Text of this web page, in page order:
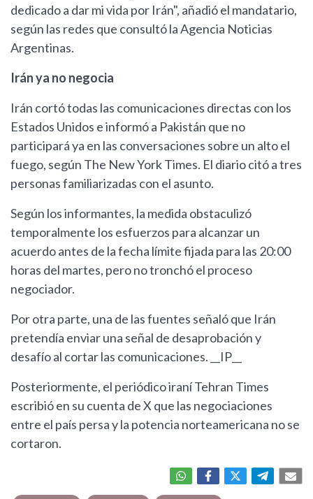
dedicado a dar mi vida por Irán", añadió el mandatario,
según las redes que consultó la Agencia Noticias
Argentinas.
Irán ya no negocia
Irán cortó todas las comunicaciones directas con los
Estados Unidos e informó a Pakistán que no
participará ya en las conversaciones sobre un alto el
fuego, según The New York Times. El diario citó a tres
personas familiarizadas con el asunto.
Según los informantes, la medida obstaculizó
temporalmente los esfuerzos para alcanzar un
acuerdo antes de la fecha límite fijada para las 20:00
horas del martes, pero no tronchó el proceso
negociador.
Por otra parte, una de las fuentes señaló que Irán
pretendía enviar una señal de desaprobación y
desafío al cortar las comunicaciones. __IP__
Posteriormente, el periódico iraní Tehran Times
escribió en su cuenta de X que las negociaciones
entre el país persa y la potencia norteamericana no se
cortaron.